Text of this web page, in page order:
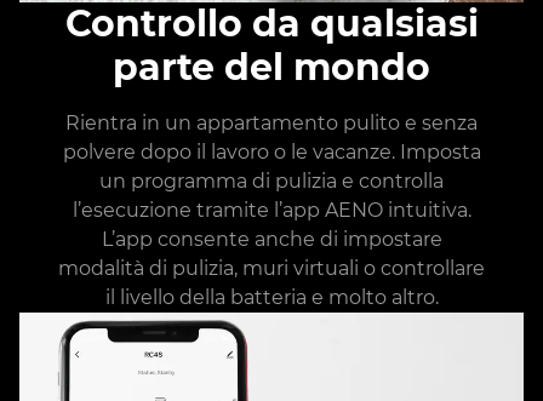
Controllo da qualsiasi
parte del mondo
Rientra in un appartamento pulito e senza
polvere dopo il lavoro o le vacanze. Imposta
un programma di pulizia e controlla
l’esecuzione tramite l’app AENO intuitiva.
L’app consente anche di impostare
modalità di pulizia, muri virtuali o controllare
il livello della batteria e molto altro.